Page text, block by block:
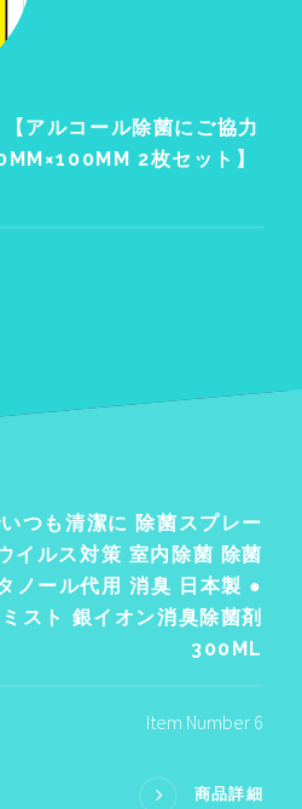
アルコール除菌にご協力
2枚セット】
つも清潔に 除菌スプレー
イルス対策 室内除菌 除菌
ノール代用 消臭 日本製 ●
スト 銀イオン消臭除菌剤
300ML
Item Number 6
商品詳細